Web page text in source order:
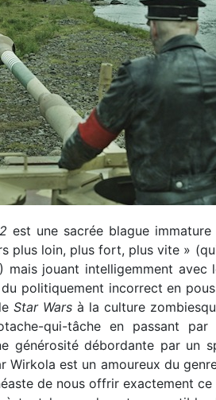
est une sacrée blague
plus loin, plus fort, plus vite »
mais jouant intelligemment avec
du politiquement incorrect en
Star Wars à la culture
qui-tâche en passant par
générosité débordante par un
Wirkola est un amoureux du
de nous offrir exactement